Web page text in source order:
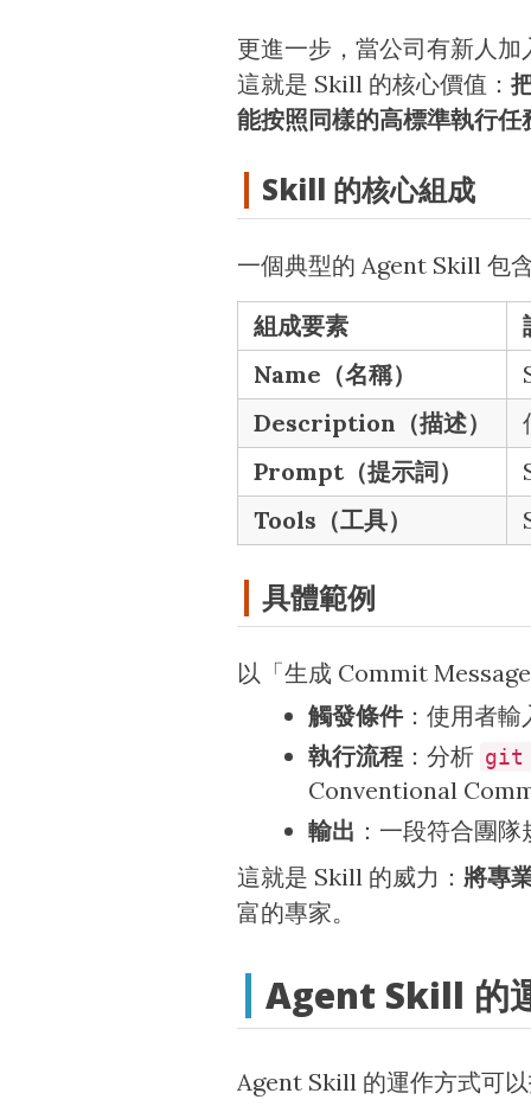
更進一步，當公司有新人
這就是 Skill 的核心價值：
能按照同樣的高標準執行任
Skill 的核心組成
一個典型的 Agent Skill 包
組成要素
Name（名稱）
Description（描述）
Prompt（提示詞）
Tools（工具）
具體範例
以「生成 Commit
觸發條件：使用者
執行流程：分析
Conventional
輸出 ：一段符合團
這就是 Skill 的威力： 將專
富的專家。
Agent Skill 的
Agent Skill 的運作方式可